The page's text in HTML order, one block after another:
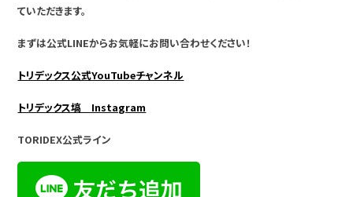
ていただきます。
まずは公式LINEからお気軽にお問い合わせください！
トリデックス公式YouTubeチャンネル
トリデックス塙 Instagram
TORIDEX公式ライン